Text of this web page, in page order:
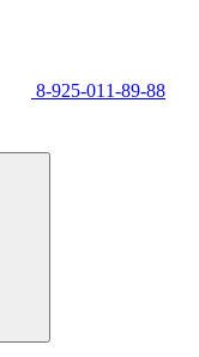
8-925-011-89-88